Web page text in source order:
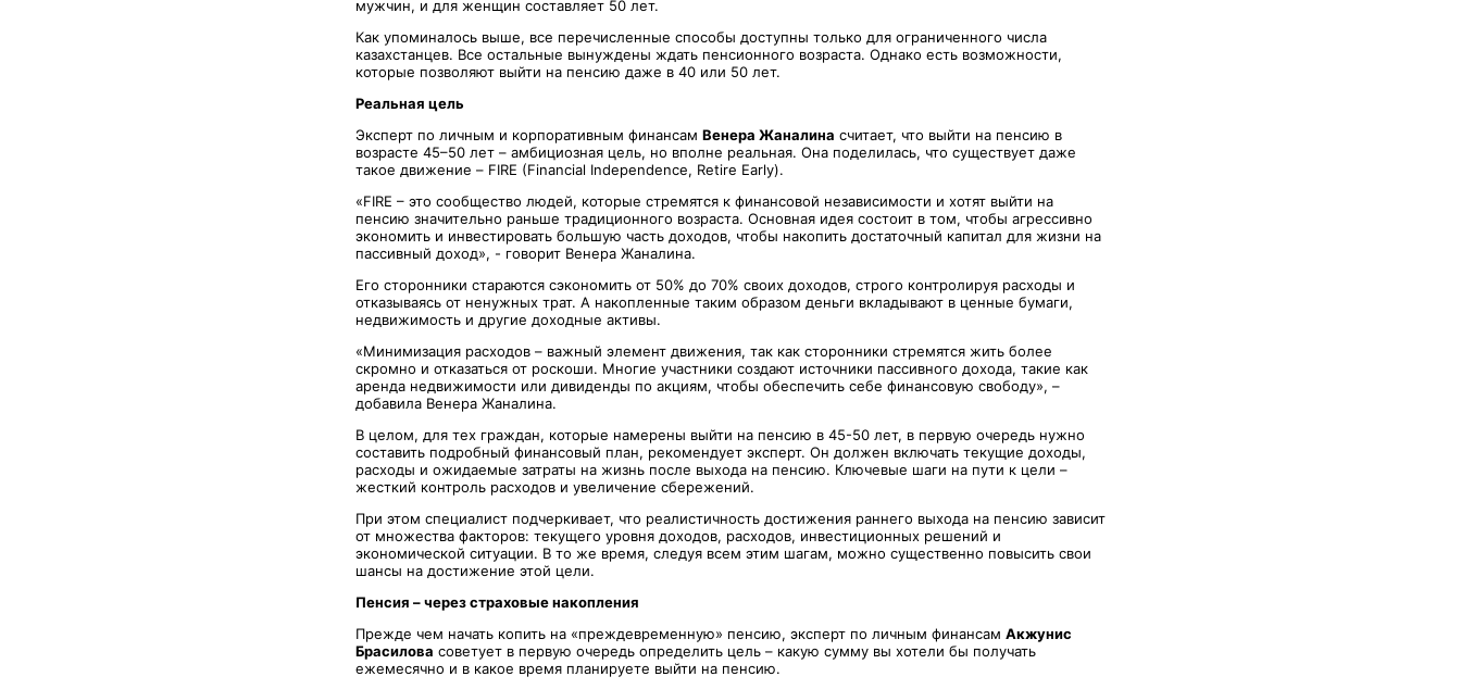
мужчин, и для женщин составляет 50 лет.
Как упоминалось выше, все перечисленные способы доступны только для ограниченного числа
казахстанцев. Все остальные вынуждены ждать пенсионного возраста. Однако есть возможности,
которые позволяют выйти на пенсию даже в 40 или 50 лет.
Реальная цель
Эксперт по личным и корпоративным финансам Венера Жаналина считает, что выйти на пенсию в
возрасте 45–50 лет – амбициозная цель, но вполне реальная. Она поделилась, что существует даже
такое движение – FIRE (Financial Independence, Retire Early).
«FIRE – это сообщество людей, которые стремятся к финансовой независимости и хотят выйти на
пенсию значительно раньше традиционного возраста. Основная идея состоит в том, чтобы агрессивно
экономить и инвестировать большую часть доходов, чтобы накопить достаточный капитал для жизни на
пассивный доход», - говорит Венера Жаналина.
Его сторонники стараются сэкономить от 50% до 70% своих доходов, строго контролируя расходы и
отказываясь от ненужных трат. А накопленные таким образом деньги вкладывают в ценные бумаги,
недвижимость и другие доходные активы.
«Минимизация расходов – важный элемент движения, так как сторонники стремятся жить более
скромно и отказаться от роскоши. Многие участники создают источники пассивного дохода, такие как
аренда недвижимости или дивиденды по акциям, чтобы обеспечить себе финансовую свободу», –
добавила Венера Жаналина.
В целом, для тех граждан, которые намерены выйти на пенсию в 45-50 лет, в первую очередь нужно
составить подробный финансовый план, рекомендует эксперт. Он должен включать текущие доходы,
расходы и ожидаемые затраты на жизнь после выхода на пенсию. Ключевые шаги на пути к цели –
жесткий контроль расходов и увеличение сбережений.
При этом специалист подчеркивает, что реалистичность достижения раннего выхода на пенсию зависит
от множества факторов: текущего уровня доходов, расходов, инвестиционных решений и
экономической ситуации. В то же время, следуя всем этим шагам, можно существенно повысить свои
шансы на достижение этой цели.
Пенсия – через страховые накопления
Прежде чем начать копить на «преждевременную» пенсию, эксперт по личным финансам Акжунис
Брасилова советует в первую очередь определить цель – какую сумму вы хотели бы получать
ежемесячно и в какое время планируете выйти на пенсию.